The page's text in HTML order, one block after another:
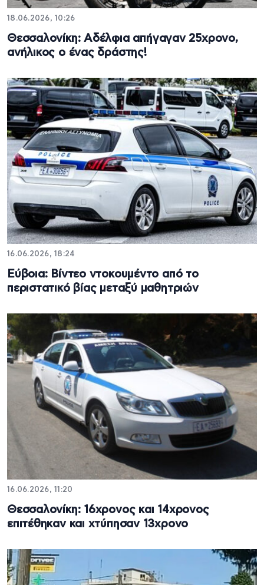
18.06.2026, 10:26
Θεσσαλονίκη: Αδέλφια απήγαγαν 25χρονο,
ανήλικος ο ένας δράστης!
16.06.2026, 18:24
Εύβοια: Βίντεο ντοκουμέντο από το
περιστατικό βίας μεταξύ μαθητριών
16.06.2026, 11:20
Θεσσαλονίκη: 16χρονος και 14χρονος
επιτέθηκαν και χτύπησαν 13χρονο